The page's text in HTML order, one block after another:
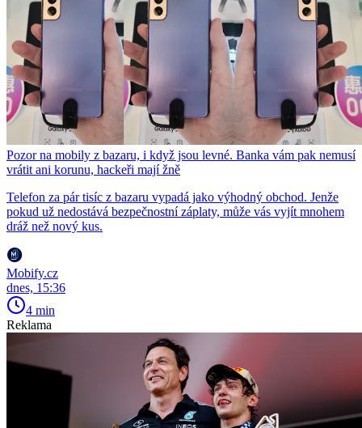
Pozor na mobily z bazaru, i když jsou levné. Banka vám pak nemusí
vrátit ani korunu, hackeři mají žně
Telefon za pár tisíc z bazaru vypadá jako výhodný obchod. Jenže
pokud už nedostává bezpečnostní záplaty, může vás vyjít mnohem
dráž než nový kus.
Mobify.cz
dnes, 15:36
4 min
Reklama